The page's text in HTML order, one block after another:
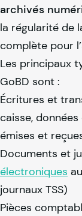
archivés
la régularité de
complète pour
Les principaux
GoBD sont :
Écritures et
caisse,
émises et
Documents et
électroniques
journaux TSS)
Pièces